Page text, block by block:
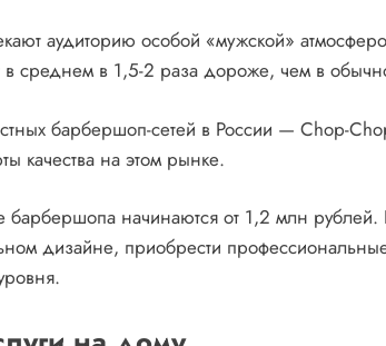
аудиторию особой «мужской»
в среднем в 1,5-2 раза дороже, чем в
барбершоп-сетей в России — Chop-
качества на этом рынке.
барбершопа начинаются от 1,2 млн
дизайне, приобрести